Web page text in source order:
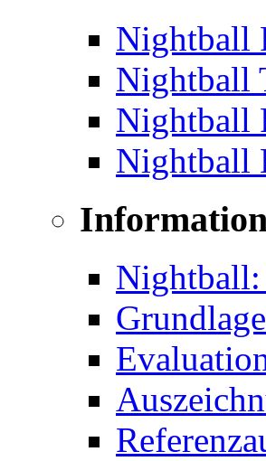
Nightball
Nightball
Nightball
Nightball
Nightball: